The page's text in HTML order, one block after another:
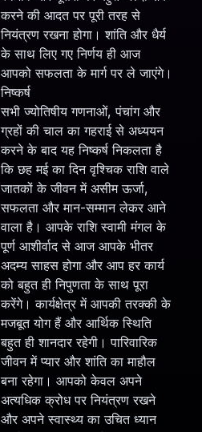
करने की आदत पर पूरी तरह से
नियंत्रण रखना होगा। शांति और धैर्य
के साथ लिए गए निर्णय ही आज
आपको सफलता के मार्ग पर ले जाएंगे।
निष्कर्ष
सभी ज्योतिषीय गणनाओं, पंचांग और
ग्रहों की चाल का गहराई से अध्ययन
करने के बाद यह निष्कर्ष निकलता है
कि छह मई का दिन वृश्चिक राशि वाले
जातकों के जीवन में असीम ऊर्जा,
सफलता और मान-सम्मान लेकर आने
वाला है। आपके राशि स्वामी मंगल के
पूर्ण आशीर्वाद से आज आपके भीतर
अदम्य साहस होगा और आप हर कार्य
को बहुत ही निपुणता के साथ पूरा
करेंगे। कार्यक्षेत्र में आपकी तरक्की के
मजबूत योग हैं और आर्थिक स्थिति
बहुत ही शानदार रहेगी। पारिवारिक
जीवन में प्यार और शांति का माहौल
बना रहेगा। आपको केवल अपने
अत्यधिक क्रोध पर नियंत्रण रखने
और अपने स्वास्थ्य का उचित ध्यान